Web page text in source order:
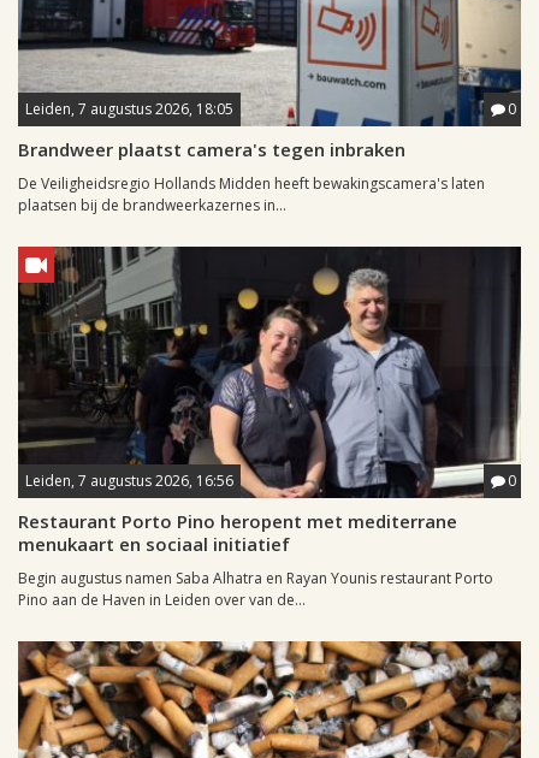
Leiden, 7 augustus 2026, 18:05 0
Brandweer plaatst camera's tegen inbraken
De Veiligheidsregio Hollands Midden heeft bewakingscamera's laten
plaatsen bij de brandweerkazernes in...
Leiden, 7 augustus 2026, 16:56 0
Restaurant Porto Pino heropent met mediterrane
menukaart en sociaal initiatief
Begin augustus namen Saba Alhatra en Rayan Younis restaurant Porto
Pino aan de Haven in Leiden over van de...